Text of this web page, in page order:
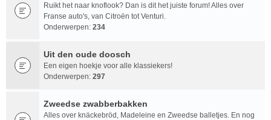
Ruikt het naar knoflook? Dan is dit het juiste forum! Alles over
Franse auto's, van Citroën tot Venturi.
Onderwerpen: 234
Uit den oude doosch
Een eigen hoekje voor alle klassiekers!
Onderwerpen: 297
Zweedse zwabberbakken
Alles over knäckebröd, Madeleine en Zweedse balletjes. En nog